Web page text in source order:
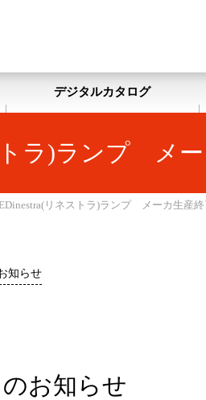
マックスレイデジタルカタログ
ラ)ランプ メ
リネストラ)ランプ メーカ生産
知らせ
お知らせ